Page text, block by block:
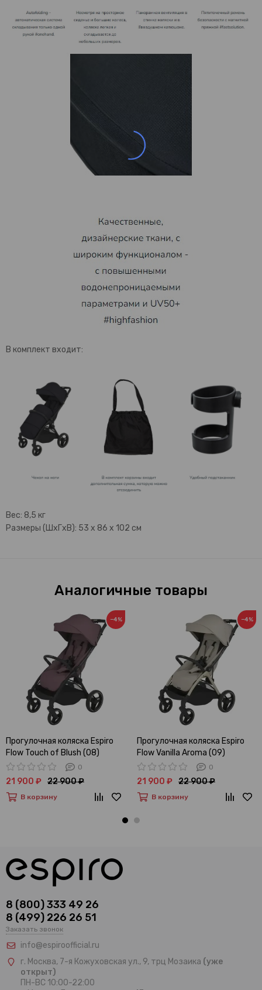
В комплект входит:
Вес: 8,5 кг
Размеры (ШхГхВ): 53 x 86 x 102 см
Аналогичные товары
−4%
Прогулочная коляска Espiro
Flow Touch of Blush (08)
0
21 900 ₽ 22 900 ₽
В корзину
−4%
Прогулочная коляска Espiro
Flow Vanilla Aroma (09)
0
21 900 ₽ 22 900 ₽
В корзину
8 (800) 333 49 26
8 (499) 226 26 51
Заказать звонок
info@espiroofficial.ru
г. Москва, 7-я Кожуховская ул., 9, трц Мозаика (уже
открыт)
ПН-ВС 10:00-22:00